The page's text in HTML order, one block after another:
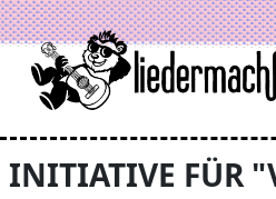
Zum Inhalt springen
INITIATIVE FÜR